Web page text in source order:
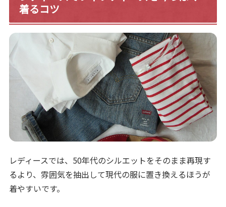
着るコツ
レディースでは、50年代のシルエットをそのまま再現す
るより、雰囲気を抽出して現代の服に置き換えるほうが
着やすいです。